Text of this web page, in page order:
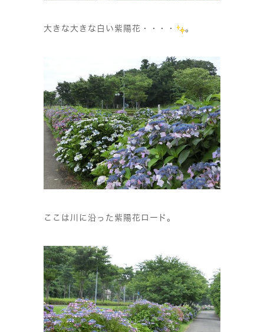
大きな大きな白い紫陽花・・・・ 。
ここは川に沿った紫陽花ロード。